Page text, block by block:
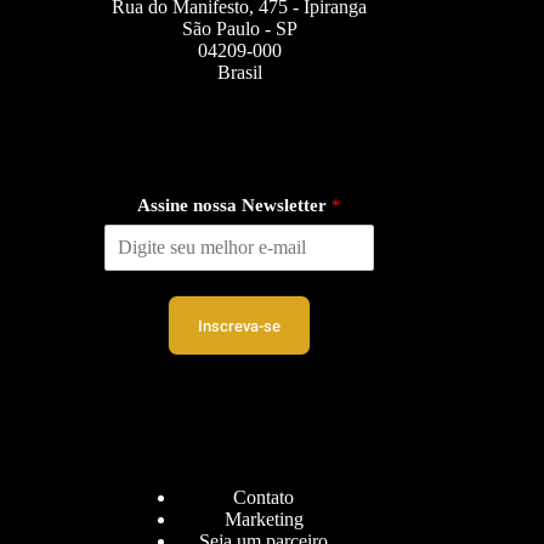
Rua do Manifesto, 475 - Ipiranga
São Paulo - SP
04209-000
Brasil
Assine nossa Newsletter *
Inscreva-se
Contato
Marketing